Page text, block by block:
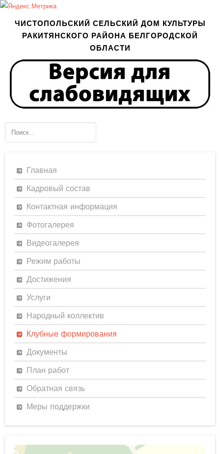
ЧИСТОПОЛЬСКИЙ СЕЛЬСКИЙ ДОМ КУЛЬТУРЫ
РАКИТЯНСКОГО РАЙОНА БЕЛГОРОДСКОЙ
ОБЛАСТИ
Главная
Кадровый состав
Контактная информация
Фотогалерея
Видеогалерея
Режим работы
Достижения
Услуги
Народный коллектив
Клубные формирования
Документы
План работ
Обратная связь
Меры поддержки